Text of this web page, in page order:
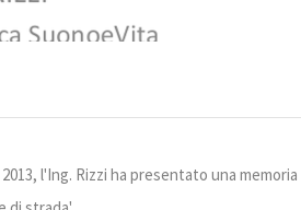
l'Ing. Rizzi ha presentato una memoria